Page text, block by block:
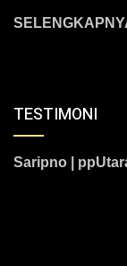
TESTIMONI
Saripno |